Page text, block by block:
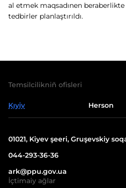
al etmek maqsadınen
tedbirler planlaştırıldı.
Temsilcilikniñ ofisleri
Kıyiv Herson
01021, Kiyev şeeri, Gruşevskiy
044-293-36-36
ark@ppu.gov.ua
İçtimaiy ağlar